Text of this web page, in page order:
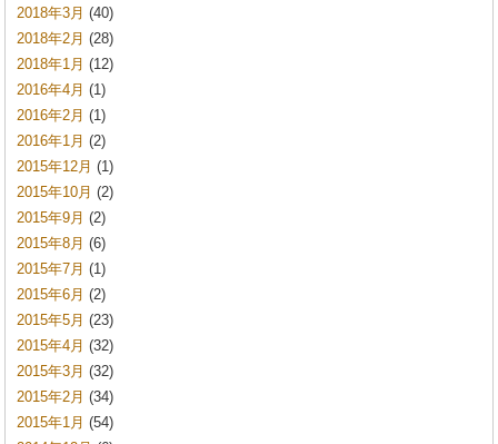
2018年3月 (40)
2018年2月 (28)
2018年1月 (12)
2016年4月 (1)
2016年2月 (1)
2016年1月 (2)
2015年12月 (1)
2015年10月 (2)
2015年9月 (2)
2015年8月 (6)
2015年7月 (1)
2015年6月 (2)
2015年5月 (23)
2015年4月 (32)
2015年3月 (32)
2015年2月 (34)
2015年1月 (54)